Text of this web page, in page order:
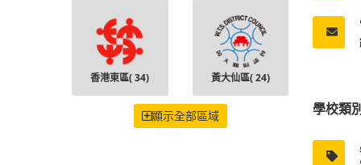
學校類
香港東區(34) 黃大仙區(24)
顯示全部區域